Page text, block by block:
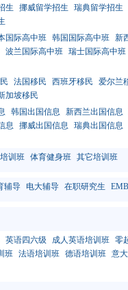
生 挪威留学招生 瑞典留学招生
国际高中班 韩国国际高中班 新
波兰国际高中班 瑞士国际高中班
法国移民 西班牙移民 爱尔兰
加坡移民
韩国出国信息 新西兰出国信息
息 挪威出国信息 瑞典出国信息
训班 体育健身班 其它培训班
辅导 电大辅导 在职研究生
英语四六级 成人英语培训班 零
班 法语培训班 德语培训班 意